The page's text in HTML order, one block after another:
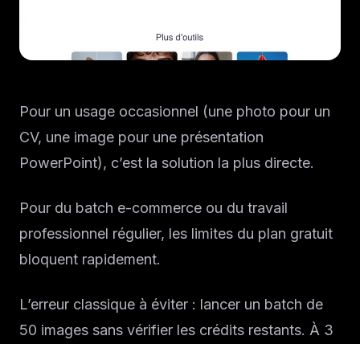
Pour un usage occasionnel (une photo pour un
CV, une image pour une présentation
PowerPoint), c’est la solution la plus directe.
Pour du batch e-commerce ou du travail
professionnel régulier, les limites du plan gratuit
bloquent rapidement.
L’erreur classique à éviter : lancer un batch de
50 images sans vérifier les crédits restants. À 3